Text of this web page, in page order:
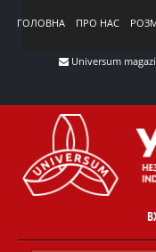
ГОЛОВНА ПРО НАС
Universum